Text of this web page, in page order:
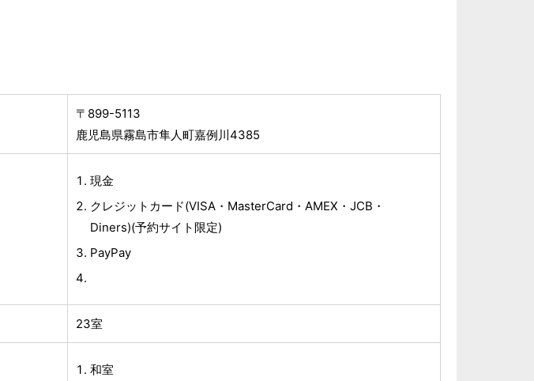
〒899-5113
鹿児島県霧島市隼人町嘉例川4385
現金
クレジットカード(VISA・MasterCard・AMEX・JCB・
Diners)(予約サイト限定)
PayPay
23室
和室